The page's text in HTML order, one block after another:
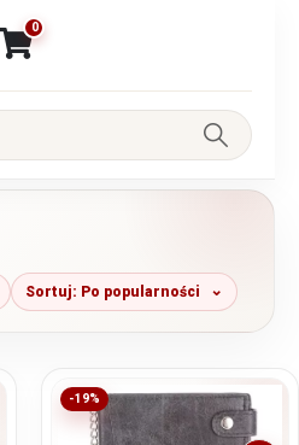
0
Sortuj: Po popularności
-19%